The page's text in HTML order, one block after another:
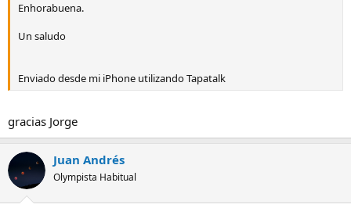
Enhorabuena.
Un saludo
Enviado desde mi iPhone utilizando Tapatalk
gracias Jorge
Juan Andrés
Olympista Habitual